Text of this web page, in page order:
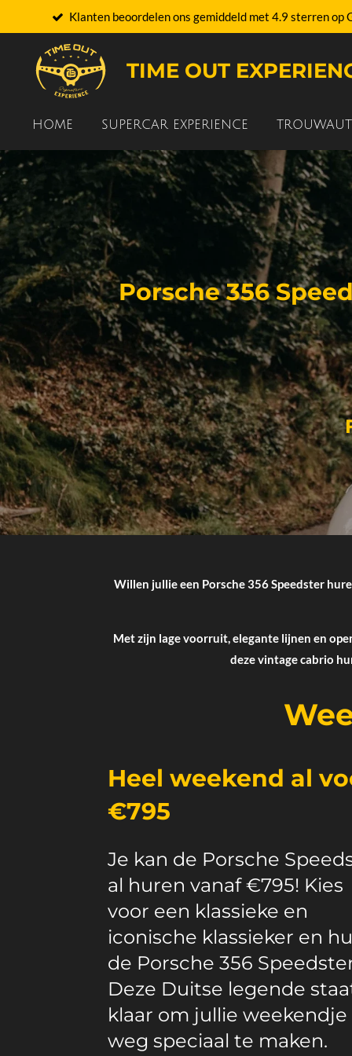
hoofdinhoud
Klanten beoordelen ons gemiddeld met 4.9 sterren op
TIME OUT
HOME SUPERCAR EXPERIENCE
Porsche 356
Willen jullie een Porsche 356 Speedster
Met zijn lage voorruit, elegante lijnen en
deze vintage cabrio
Heel weekend al
€795
Je kan de Porsche
al huren vanaf €795! Kies
voor een klassieke en
iconische klassieker en
de Porsche 356
Deze Duitse legende
klaar om jullie weekendje
weg speciaal te maken.